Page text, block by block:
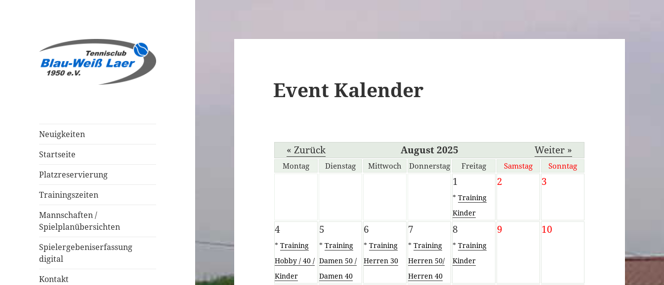
Neuigkeiten
Startseite
Platzreservierung
Trainingszeiten
Mannschaften /
Spielplanübersichten
Spielergebeniserfassung
digital
Kontakt
Event Kalender
« Zurück August 2025 Weiter »
Montag Dienstag Mittwoch Donnerstag Freitag Samstag Sonntag
1
*Training
Kinder
2 3
4
*Training
Hobby / 40 /
Kinder
5
*Training
Damen 50 /
Damen 40
6
*Training
Herren 30
7
*Training
Herren 50/
Herren 40
8
*Training
Kinder
9 10